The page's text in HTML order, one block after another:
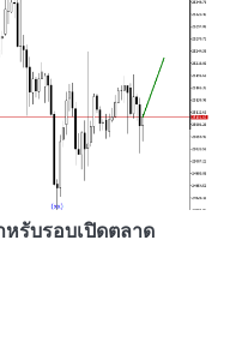
หรับรอบเปิดตลาด